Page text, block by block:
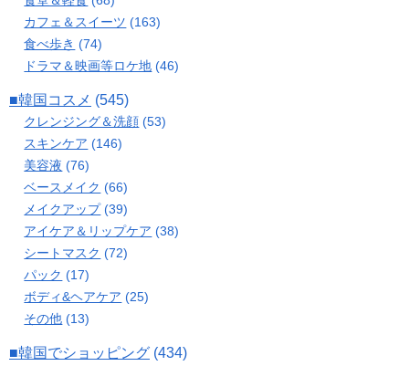
カフェ＆スイーツ (163)
食べ歩き (74)
ドラマ＆映画等ロケ地 (46)
■韓国コスメ (545)
クレンジング＆洗顔 (53)
スキンケア (146)
美容液 (76)
ベースメイク (66)
メイクアップ(39)
アイケア＆リップケア (38)
シートマスク (72)
パック (17)
ボディ&ヘアケア (25)
その他 (13)
■韓国でショッピング (434)